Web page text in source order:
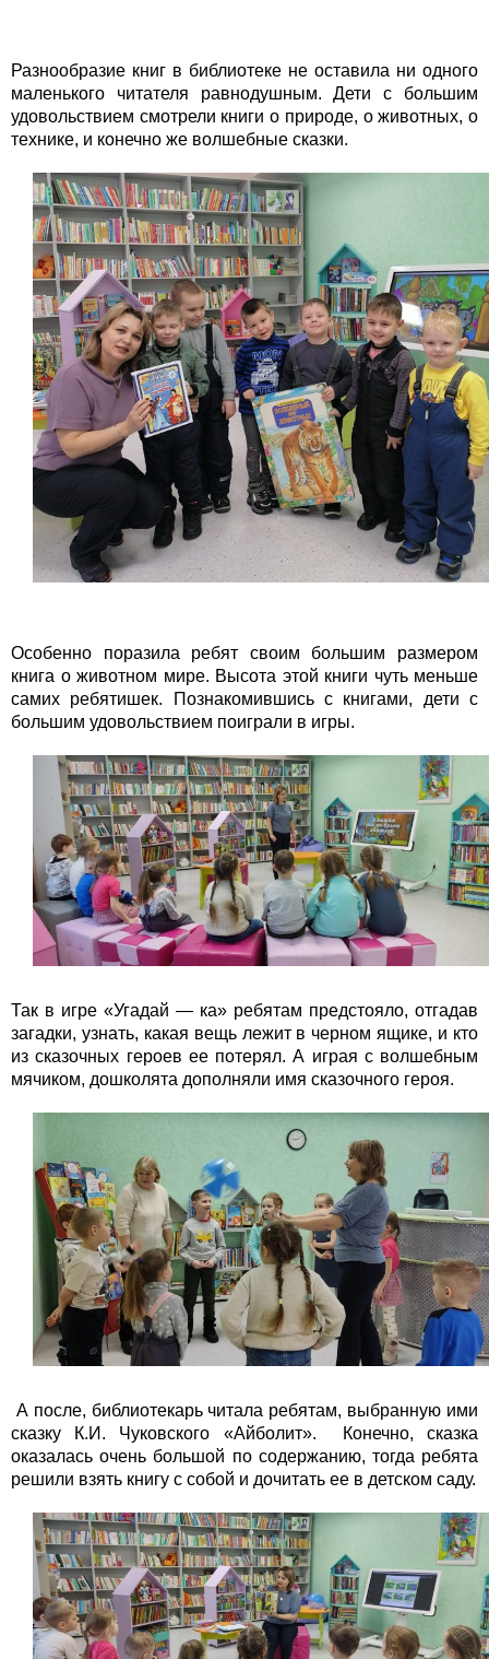
Разнообразие книг в библиотеке не оставила ни одного
маленького читателя равнодушным. Дети с большим
удовольствием смотрели книги о природе, о животных, о
технике, и конечно же волшебные сказки.
Особенно поразила ребят своим большим размером
книга о животном мире. Высота этой книги чуть меньше
самих ребятишек. Познакомившись с книгами, дети с
большим удовольствием поиграли в игры.
Так в игре «Угадай — ка» ребятам предстояло, отгадав
загадки, узнать, какая вещь лежит в черном ящике, и кто
из сказочных героев ее потерял. А играя с волшебным
мячиком, дошколята дополняли имя сказочного героя.
А после, библиотекарь читала ребятам, выбранную ими
сказку К.И. Чуковского «Айболит». Конечно, сказка
оказалась очень большой по содержанию, тогда ребята
решили взять книгу с собой и дочитать ее в детском саду.